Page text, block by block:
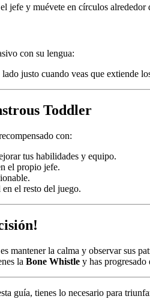
jefe y muévete en círculos alrededor
con su lengua:
justo cuando veas que extiende
Toddler
con:
tus habilidades y equipo.
el propio jefe.
el resto del juego.
mantener la calma y observar sus
la Bone Whistle y has progresado
guía, tienes lo necesario para